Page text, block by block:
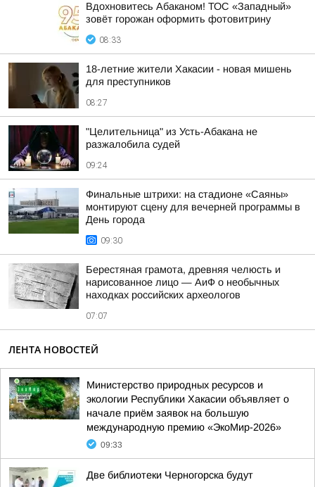
Вдохновитесь Абаканом! ТОС «Западный»
зовёт горожан оформить фотовитрину
08:33
18-летние жители Хакасии - новая мишень
для преступников
08:27
"Целительница" из Усть-Абакана не
разжалобила судей
09:24
Финальные штрихи: на стадионе «Саяны»
монтируют сцену для вечерней программы в
День города
09:30
Берестяная грамота, древняя челюсть и
нарисованное лицо — АиФ о необычных
находках российских археологов
07:07
ЛЕНТА НОВОСТЕЙ
Министерство природных ресурсов и
экологии Республики Хакасии объявляет о
начале приём заявок на большую
международную премию «ЭкоМир-2026»
09:33
Две библиотеки Черногорска будут